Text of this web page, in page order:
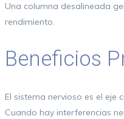
Una columna desalineada
rendimiento.
Beneficios
El sistema nervioso es el
Cuando hay interferencias